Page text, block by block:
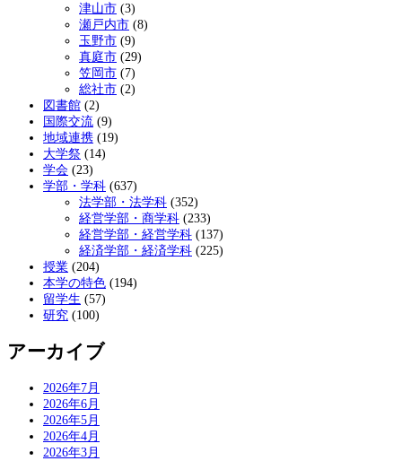
津山市 (3)
瀬戸内市 (8)
玉野市 (9)
真庭市 (29)
笠岡市 (7)
総社市 (2)
図書館 (2)
国際交流 (9)
地域連携 (19)
大学祭 (14)
学会 (23)
学部・学科 (637)
法学部・法学科 (352)
経営学部・商学科 (233)
経営学部・経営学科 (137)
経済学部・経済学科 (225)
授業 (204)
本学の特色 (194)
留学生 (57)
研究 (100)
アーカイブ
2026年7月
2026年6月
2026年5月
2026年4月
2026年3月